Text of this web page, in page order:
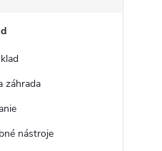
záhrada
nástroje